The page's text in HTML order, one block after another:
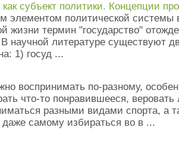
как субъект политики. Концепции
элементом политической системы
жизни термин "государство"
научной литературе существуют
1) госуд ...
воспринимать по-разному,
что-то понравившееся,
разными видами спорта, а
даже самому избираться во в ...